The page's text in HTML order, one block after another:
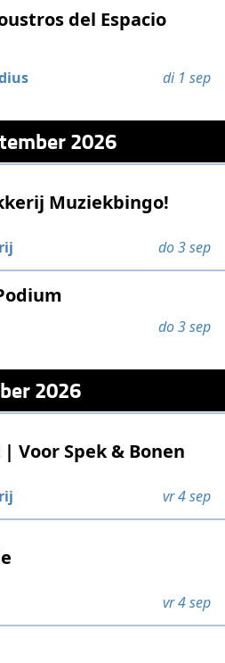
del Espacio
di 1 sep
2026
Muziekbingo!
do 3 sep
do 3 sep
2026
| Voor Spek & Bonen
vr 4 sep
vr 4 sep